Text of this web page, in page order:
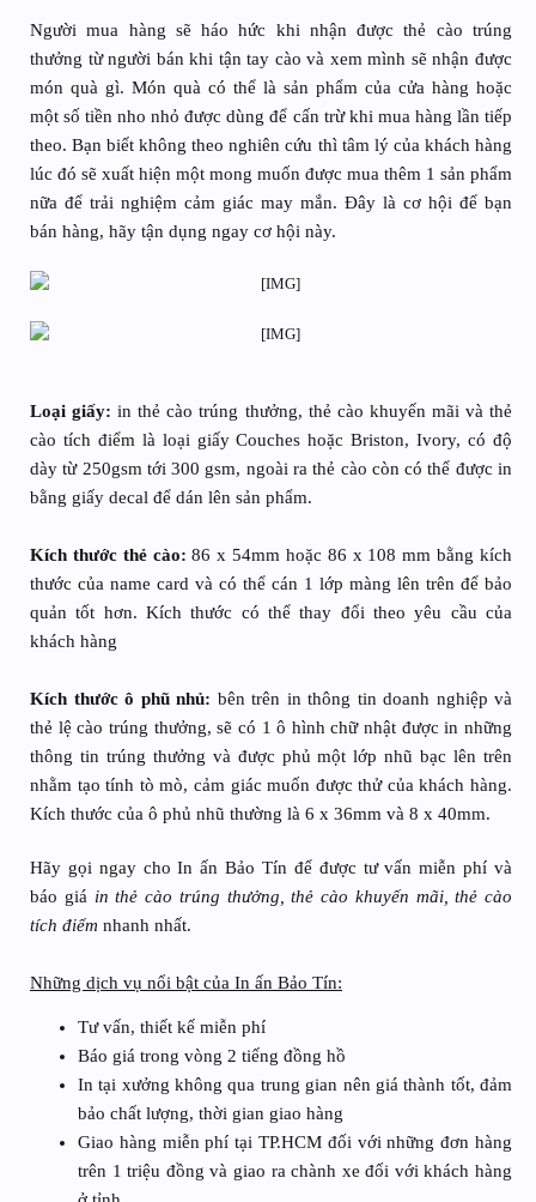
Người mua hàng sẽ háo hức khi nhận được thẻ cào trúng
thưởng từ người bán khi tận tay cào và xem mình sẽ nhận được
món quà gì. Món quà có thể là sản phẩm của cửa hàng hoặc
một số tiền nho nhỏ được dùng để cấn trừ khi mua hàng lần tiếp
theo. Bạn biết không theo nghiên cứu thì tâm lý của khách hàng
lúc đó sẽ xuất hiện một mong muốn được mua thêm 1 sản phẩm
nữa để trải nghiệm cảm giác may mắn. Đây là cơ hội để bạn
bán hàng, hãy tận dụng ngay cơ hội này.
Loại giấy: in thẻ cào trúng thưởng, thẻ cào khuyến mãi và thẻ
cào tích điểm là loại giấy Couches hoặc Briston, Ivory, có độ
dày từ 250gsm tới 300 gsm, ngoài ra thẻ cào còn có thể được in
bằng giấy decal để dán lên sản phẩm.
Kích thước thẻ cào: 86 x 54mm hoặc 86 x 108 mm bằng kích
thước của name card và có thể cán 1 lớp màng lên trên để bảo
quản tốt hơn. Kích thước có thể thay đổi theo yêu cầu của
khách hàng
Kích thước ô phũ nhủ: bên trên in thông tin doanh nghiệp và
thẻ lệ cào trúng thưởng, sẽ có 1 ô hình chữ nhật được in những
thông tin trúng thưởng và được phủ một lớp nhũ bạc lên trên
nhằm tạo tính tò mò, cảm giác muốn được thử của khách hàng.
Kích thước của ô phủ nhũ thường là 6 x 36mm và 8 x 40mm.
Hãy gọi ngay cho In ấn Bảo Tín để được tư vấn miễn phí và
báo giá in thẻ cào trúng thưởng, thẻ cào khuyến mãi, thẻ cào
tích điểm nhanh nhất.
Những dịch vụ nổi bật của In ấn Bảo Tín:
Tư vấn, thiết kế miễn phí
Báo giá trong vòng 2 tiếng đồng hồ
In tại xưởng không qua trung gian nên giá thành tốt, đảm
bảo chất lượng, thời gian giao hàng
Giao hàng miễn phí tại TP.HCM đối với những đơn hàng
trên 1 triệu đồng và giao ra chành xe đối với khách hàng